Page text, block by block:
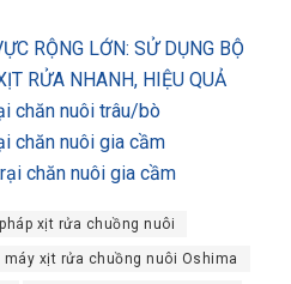
RỘNG LỚN: SỬ DỤNG BỘ
RỬA NHANH, HIỆU QUẢ
chăn nuôi trâu/bò
chăn nuôi gia cầm
chăn nuôi gia cầm
xịt rửa chuồng nuôi
máy xịt rửa chuồng nuôi Oshima